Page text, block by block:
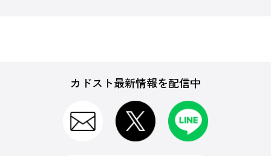
カドスト最新情報を配信中